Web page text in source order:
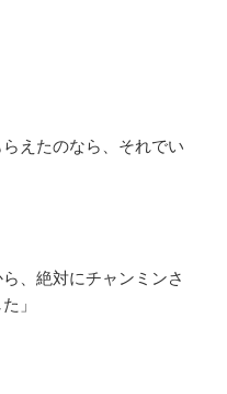
えたのなら、それでい
、絶対にチャンミンさ
」